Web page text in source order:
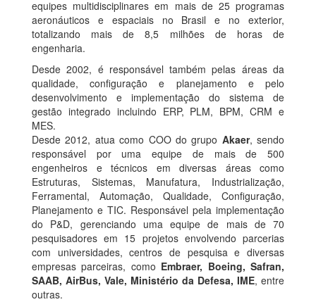
equipes multidisciplinares em mais de 25 programas
aeronáuticos e espaciais no Brasil e no exterior,
totalizando mais de 8,5 milhões de horas de
engenharia.
Desde 2002, é responsável também pelas áreas da
qualidade, configuração e planejamento e pelo
desenvolvimento e implementação do sistema de
gestão integrado incluindo ERP, PLM, BPM, CRM e
MES.
Desde 2012, atua como COO do grupo Akaer, sendo
responsável por uma equipe de mais de 500
engenheiros e técnicos em diversas áreas como
Estruturas, Sistemas, Manufatura, Industrialização,
Ferramental, Automação, Qualidade, Configuração,
Planejamento e TIC. Responsável pela implementação
do P&D, gerenciando uma equipe de mais de 70
pesquisadores em 15 projetos envolvendo parcerias
com universidades, centros de pesquisa e diversas
empresas parceiras, como Embraer, Boeing, Safran,
SAAB, AirBus, Vale, Ministério da Defesa, IME, entre
outras.